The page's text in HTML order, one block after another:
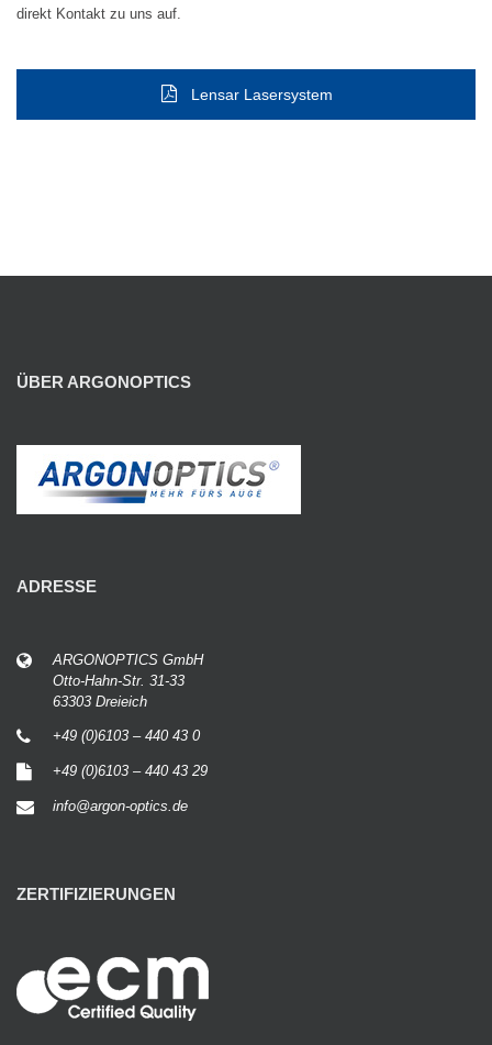
direkt Kontakt zu uns auf.
Lensar Lasersystem
ÜBER ARGONOPTICS
ADRESSE
ARGONOPTICS GmbH
Otto-Hahn-Str. 31-33
63303 Dreieich
+49 (0)6103 – 440 43 0
+49 (0)6103 – 440 43 29
info@argon-optics.de
ZERTIFIZIERUNGEN